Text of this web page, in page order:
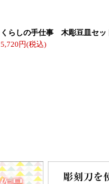
くらしの手仕事 木彫豆皿セッ
5,720